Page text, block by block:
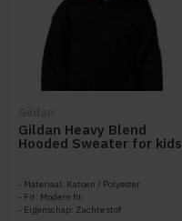
Gildan Heavy Blend
Hooded Sweater for kids
Materiaal: Katoen / Polyester
Fit: Modern fit
Eigenschap: Zachte stof